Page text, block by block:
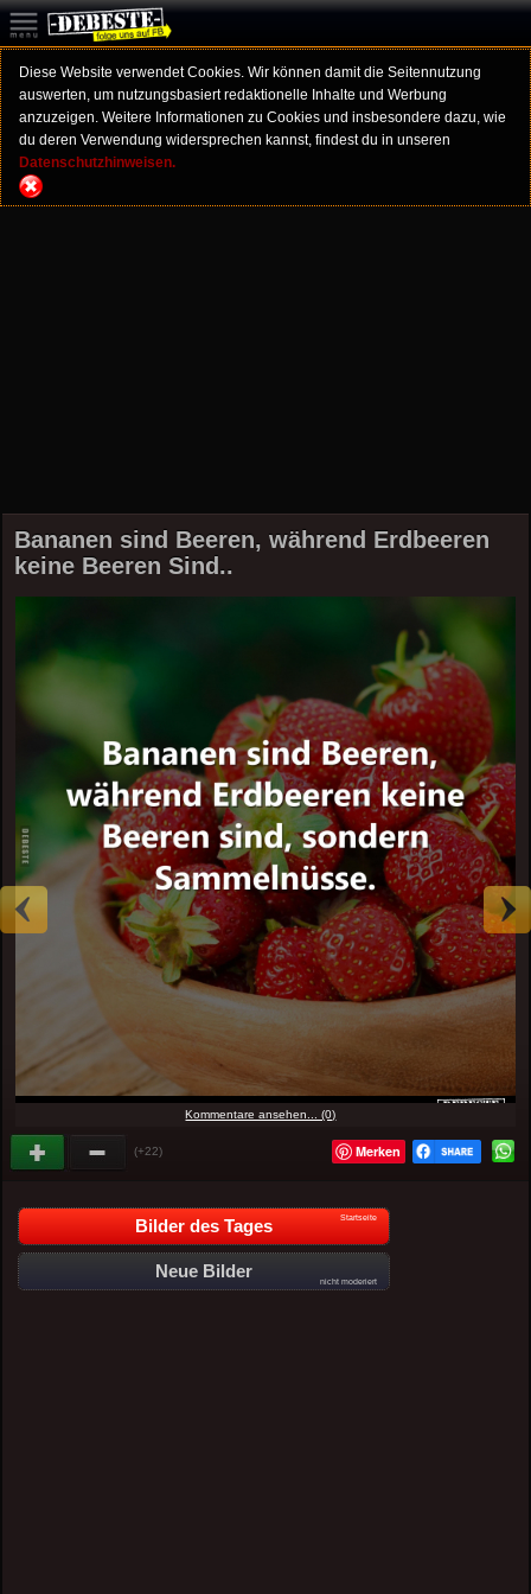
Diese Website verwendet Cookies. Wir können damit die Seitennutzung
auswerten, um nutzungsbasiert redaktionelle Inhalte und Werbung
anzuzeigen. Weitere Informationen zu Cookies und insbesondere dazu, wie
du deren Verwendung widersprechen kannst, findest du in unseren
Datenschutzhinweisen.
Bananen sind Beeren, während Erdbeeren
keine Beeren Sind..
Kommentare ansehen... (0)
(+22) Merken
Bilder des Tages Startseite
Neue Bilder
nicht moderiert